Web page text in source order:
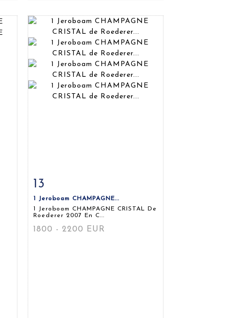
Fiche détaillée
13
1 Jeroboam CHAMPAGNE...
1 Jeroboam CHAMPAGNE CRISTAL De
Roederer 2007 En C...
1800 - 2200 EUR